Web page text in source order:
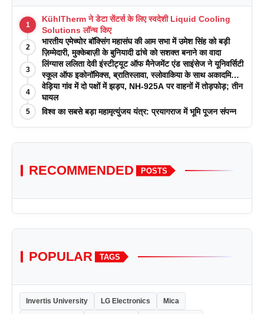
1
KühlTherm ने डेटा सेंटर्स के लिए स्वदेशी Liquid Cooling
Solutions लॉन्च किए
2
भारतीय एमेच्योर बॉक्सिंग महासंघ की आम सभा में उमेश सिंह को बड़ी
ज़िम्मेदारी, मुक्केबाज़ी के बुनियादी ढांचे को सशक्त बनाने का वादा
3
लिंग्यास ललिता देवी इंस्टीट्यूट ऑफ मैनेजमेंट एंड साइंसेज ने यूनिवर्सिटी
स्कूल ऑफ इकोनॉमिक्स, ब्रातिस्लावा, स्लोवाकिया के साथ अकादमिक
पत्रिकाओं में प्रकाशन रणनीतियों पर एक दिवसीय कार्यशाला का
आयोजन किया
4
वेड़िया गांव में दो पक्षों में झड़प, NH-925A पर वाहनों में तोड़फोड़; तीन
घायल
5 विश्व का सबसे बड़ा महामृत्युंजय यंत्र: प्रयागराज में भूमि पूजन संपन्न
RECOMMENDED POSTS
POPULAR TAGS
Invertis University LG Electronics Mica